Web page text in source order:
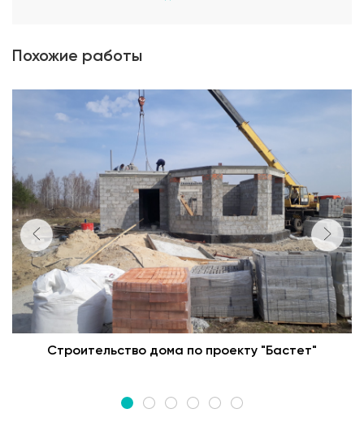
Похожие работы
Строительство дома по проекту "Бастет"